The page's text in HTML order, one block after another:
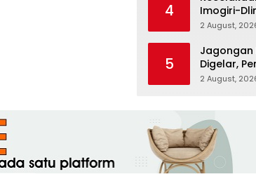
4
Imogiri-
Daihatsu
2 August,
5
Jagongan
Digelar,
Terhadap
2 August,